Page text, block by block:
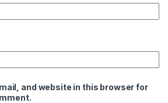
and website in this browser for